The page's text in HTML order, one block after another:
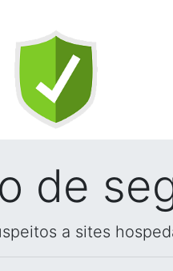
de
a sites